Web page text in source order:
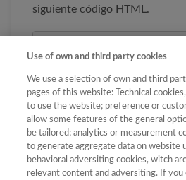
siguiente código HTML.
Copiar código
Use of own and third party cookies
We use a selection of own and third
pages of this website: Technical
to use the website; preference or
allow some features of the general
be tailored; analytics or measurement
to generate aggregate data on website
behavioral adversiting cookies, witch
relevant content and adversiting. If you